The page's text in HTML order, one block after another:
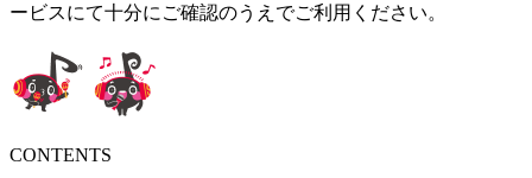
ービスにて十分にご確認のうえでご利用ください。
CONTENTS